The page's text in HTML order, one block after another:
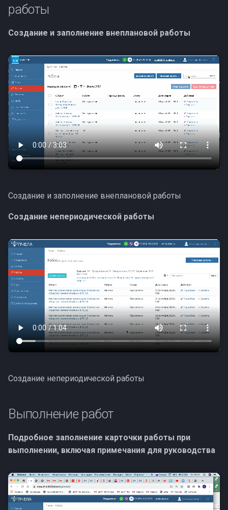
работы
Создание и заполнение внеплановой работы
Создание и заполнение внеплановой работы
Создание непериодической работы
Создание непериодической работы
Выполнение работ
Подробное заполнение карточки работы при
выполнении, включая примечания для руководства